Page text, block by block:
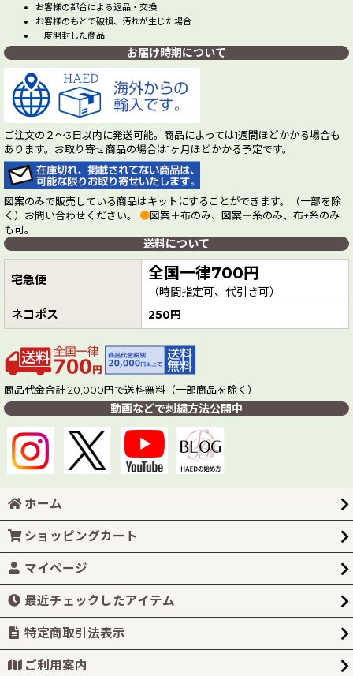
お客様の都合による返品・交換
お客様のもとで破損、汚れが生じた場合
一度開封した商品
お届け時期について
ご注文の２～3日以内に発送可能。商品によっては1週間ほどかかる場合も
あります。お取り寄せ商品の場合は1ヶ月ほどかかる予定です。
図案のみで販売している商品はキットにすることができます。（一部を除
く）お問い合わせください。 ●図案＋布のみ、図案＋糸のみ、布+糸のみ
も可。
送料について
宅急便 全国一律700円
（時間指定可、代引き可）
ネコポス 250円
商品代金合計 20,000円で送料無料（一部商品を除く）
動画などで刺繍方法公開中
ホーム
ショッピングカート
マイページ
最近チェックしたアイテム
特定商取引法表示
ご利用案内